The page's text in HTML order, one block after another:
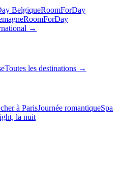
BelgiqueRoomForDay
RoomForDay
→
Toutes les destinations →
à ParisJournée romantiqueSpa
la nuit